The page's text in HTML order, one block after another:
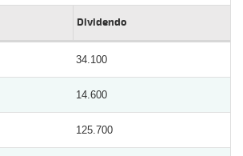
Dividendo
34.100
14.600
125.700